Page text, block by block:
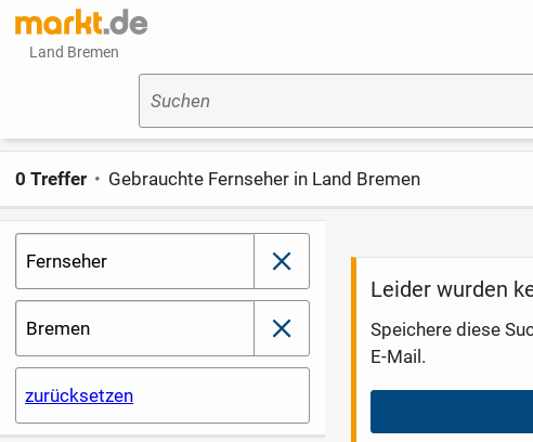
Land Bremen
Suchen
Fernseher schließen
Bremen schließen
zurücksetzen
0 Treffer Gebrauchte Fernseher in Land Bremen
Leider wurden
Speichere diese
E-Mail.